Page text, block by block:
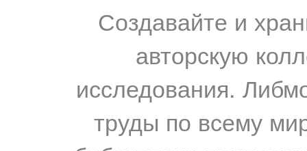
Создавайте и
авторскую
исследования.
труды по всему